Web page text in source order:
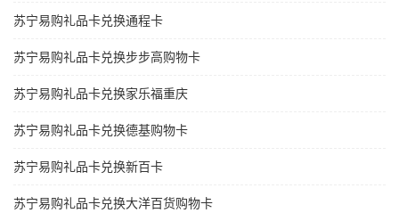
苏宁易购礼品卡兑换通程卡
苏宁易购礼品卡兑换步步高购物卡
苏宁易购礼品卡兑换家乐福重庆
苏宁易购礼品卡兑换德基购物卡
苏宁易购礼品卡兑换新百卡
苏宁易购礼品卡兑换大洋百货购物卡